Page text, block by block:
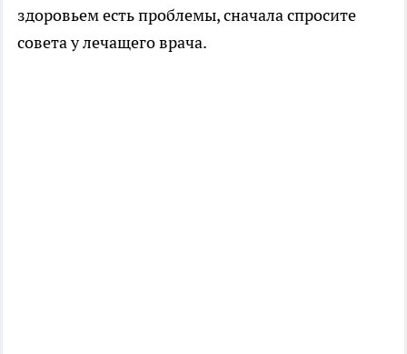
здоровьем есть проблемы, сначала спросите
совета у лечащего врача.